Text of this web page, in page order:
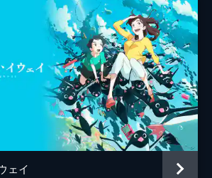
細田守
高木正勝
スタジオ地図
中山良夫
齋藤佑佳
井上伸一郎
ェイ